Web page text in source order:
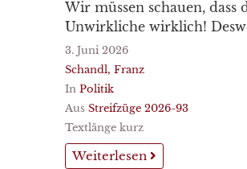
Wir müssen schauen, dass
Unwirkliche wirklich!
3. Juni 2026
Schandl, Franz
In Politik
Aus Streifzüge 2026-93
Textlänge kurz
Weiterlesen